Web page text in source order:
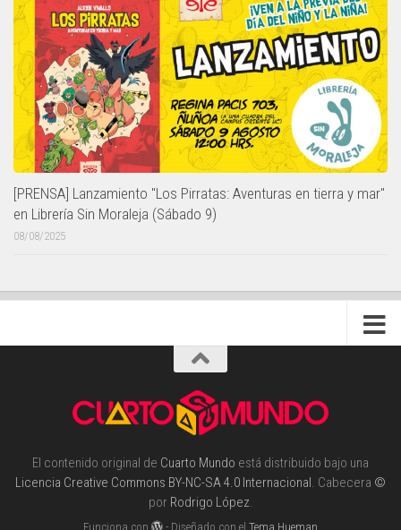
[PRENSA] Lanzamiento "Los Pirratas: Aventuras en tierra y mar"
en Librería Sin Moraleja (Sábado 9)
08/08/2025
El contenido original de Cuarto Mundo está distribuido bajo una
Licencia Creative Commons BY-NC-SA 4.0 Internacional. Cabecera ©
por Rodrigo López.
Funciona con - Diseñado con elTema Hueman